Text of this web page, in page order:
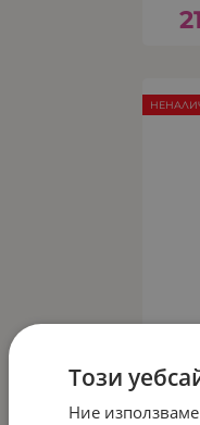
Този
Ние